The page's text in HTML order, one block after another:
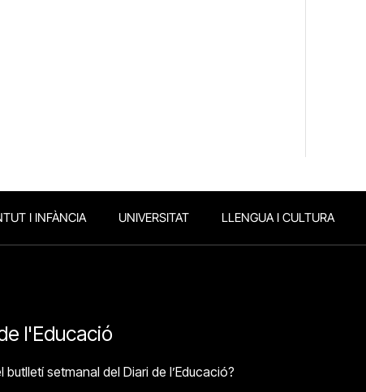
I INFÀNCIA UNIVERSITAT LLENGUA I CULTURA